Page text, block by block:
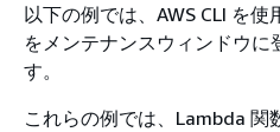
以下の例では、AWS CLI を
をメンテナンスウィンドウに
す。
これらの例では、Lambda 関